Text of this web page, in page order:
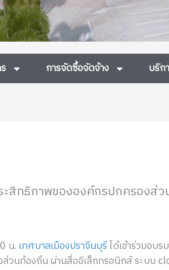
การจัดซื้อจัดจ้าง บริก
ะสิทธิภาพขององค์กรปกครองส่
น. เทศบาลเมืองปราจีนบุรีได้เข้าร่วมอบ
วนท้องถิ่น ผ่านสื่ออิเล็กทรอนิกส์ ระบบ